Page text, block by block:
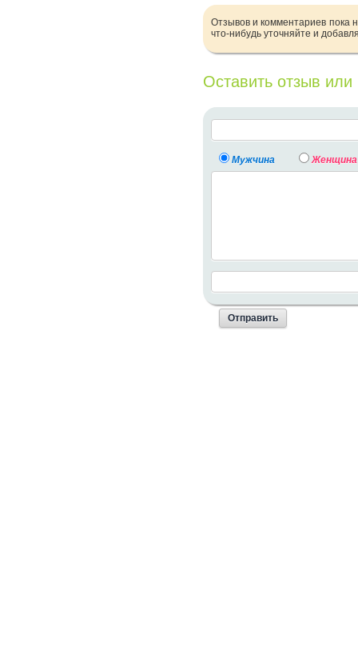
Отзывов и комментариев пока
что-нибудь уточняйте и
Оставить отзыв
Мужчина Женщина